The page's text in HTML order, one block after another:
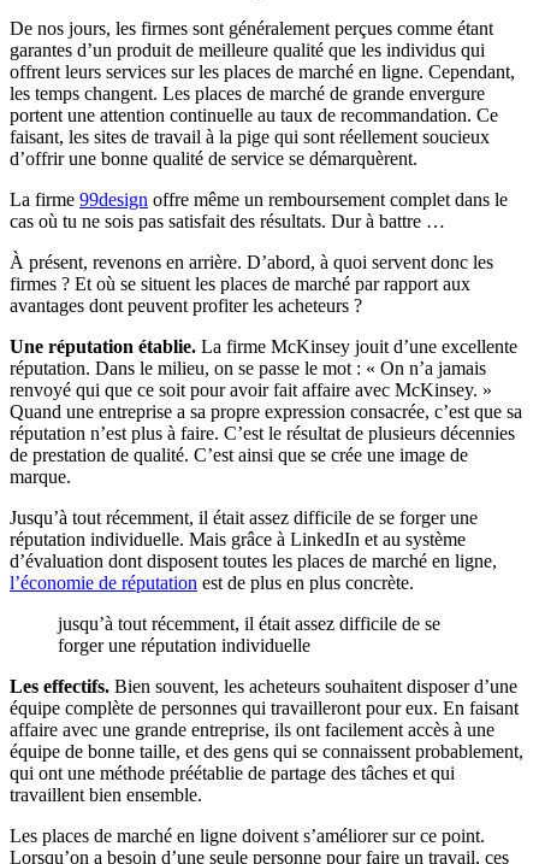
De nos jours, les firmes sont généralement perçues comme étant
garantes d’un produit de meilleure qualité que les individus qui
offrent leurs services sur les places de marché en ligne. Cependant,
les temps changent. Les places de marché de grande envergure
portent une attention continuelle au taux de recommandation. Ce
faisant, les sites de travail à la pige qui sont réellement soucieux
d’offrir une bonne qualité de service se démarquèrent.
La firme 99design offre même un remboursement complet dans le
cas où tu ne sois pas satisfait des résultats. Dur à battre …
À présent, revenons en arrière. D’abord, à quoi servent donc les
firmes ? Et où se situent les places de marché par rapport aux
avantages dont peuvent profiter les acheteurs ?
Une réputation établie. La firme McKinsey jouit d’une excellente
réputation. Dans le milieu, on se passe le mot : « On n’a jamais
renvoyé qui que ce soit pour avoir fait affaire avec McKinsey. »
Quand une entreprise a sa propre expression consacrée, c’est que sa
réputation n’est plus à faire. C’est le résultat de plusieurs décennies
de prestation de qualité. C’est ainsi que se crée une image de
marque.
Jusqu’à tout récemment, il était assez difficile de se forger une
réputation individuelle. Mais grâce à LinkedIn et au système
d’évaluation dont disposent toutes les places de marché en ligne,
l’économie de réputation est de plus en plus concrète.
jusqu’à tout récemment, il était assez difficile de se
forger une réputation individuelle
Les effectifs. Bien souvent, les acheteurs souhaitent disposer d’une
équipe complète de personnes qui travailleront pour eux. En faisant
affaire avec une grande entreprise, ils ont facilement accès à une
équipe de bonne taille, et des gens qui se connaissent probablement,
qui ont une méthode préétablie de partage des tâches et qui
travaillent bien ensemble.
Les places de marché en ligne doivent s’améliorer sur ce point.
Lorsqu’on a besoin d’une seule personne pour faire un travail, ces